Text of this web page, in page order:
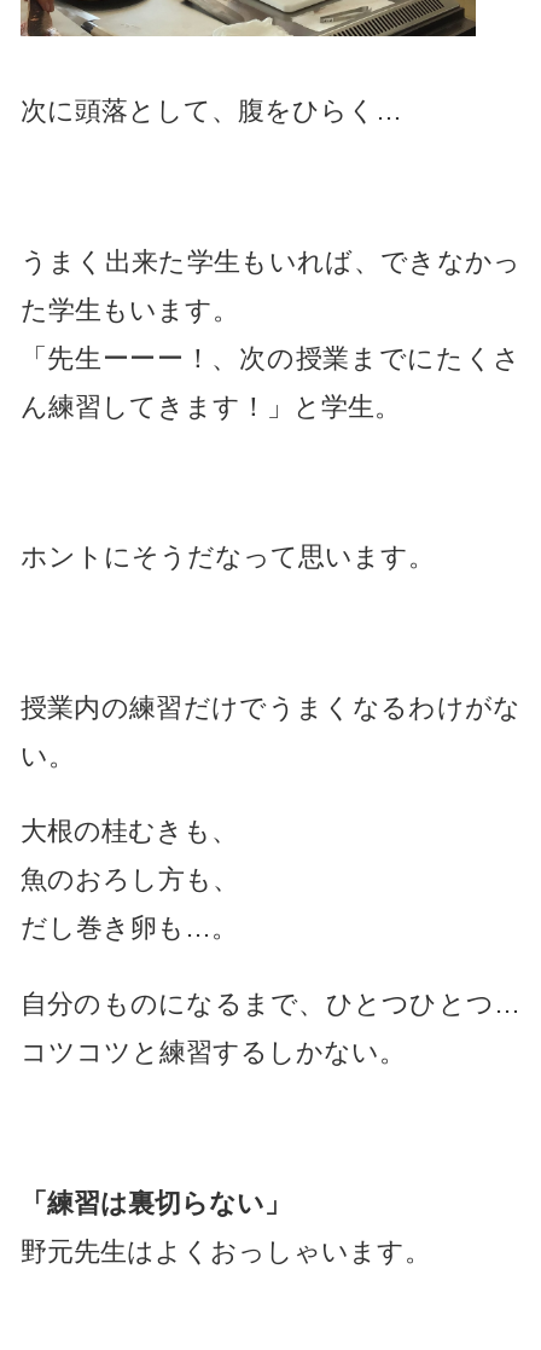
次に頭落として、腹をひらく…
うまく出来た学生もいれば、できなかっ
た学生もいます。
「先生ーーー！、次の授業までにたくさ
ん練習してきます！」と学生。
ホントにそうだなって思います。
授業内の練習だけでうまくなるわけがな
い。
大根の桂むきも、
魚のおろし方も、
だし巻き卵も…。
自分のものになるまで、ひとつひとつ…
コツコツと練習するしかない。
「練習は裏切らない」
野元先生はよくおっしゃいます。